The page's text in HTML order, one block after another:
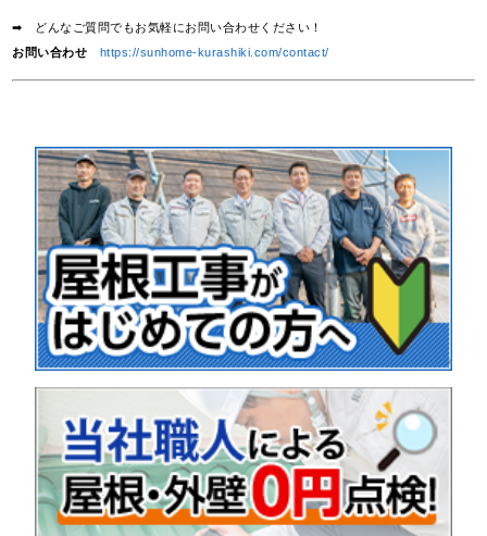
➡ どんなご質問でもお気軽にお問い合わせください！
お問い合わせ
https://sunhome-kurashiki.com/contact/